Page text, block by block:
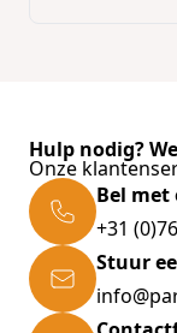
Hulp nodig?
Onze
Bel met
+31
Stuur